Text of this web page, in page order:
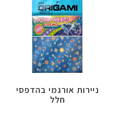
ניירות אורגמי בהדפסי
חלל